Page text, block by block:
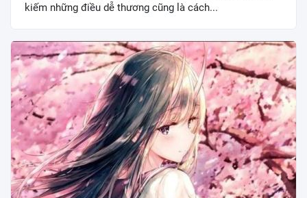
kiếm những điều dễ thương cũng là cách...